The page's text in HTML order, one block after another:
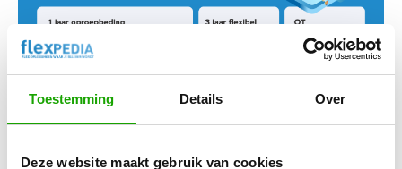
Toestemming Details Over
Deze website maakt gebruik van cookies
Ontdek hier wat er verandert o.a. in kosten